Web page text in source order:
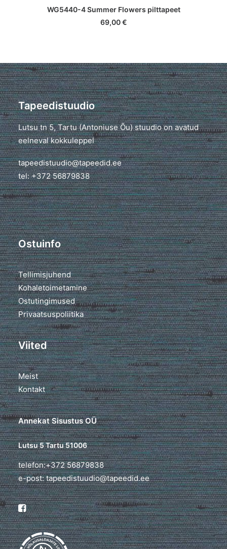
LISA KORVI
WG5440-4 Summer Flowers pilttapeet
69,00€
Tapeedistuudio
Lutsu tn 5, Tartu (Antoniuse Õu) stuudio on avatud
eelneval kokkuleppel
tapeedistuudio@tapeedid.ee
tel: +372 56879838
Ostuinfo
Tellimisjuhend
Kohaletoimetamine
Ostutingimused
Privaatsuspoliitika
Viited
Meist
Kontakt
Annekat Sisustus OÜ
Lutsu 5 Tartu 51006
telefon:+372 56879838
e-post: tapeedistuudio@tapeedid.ee